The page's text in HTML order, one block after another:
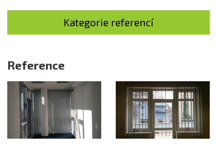
Kategorie referencí
Reference